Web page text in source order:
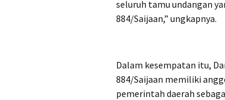
seluruh tamu undangan
884/Saijaan,” ungkapnya.
Dalam kesempatan itu,
884/Saijaan memiliki
pemerintah daerah